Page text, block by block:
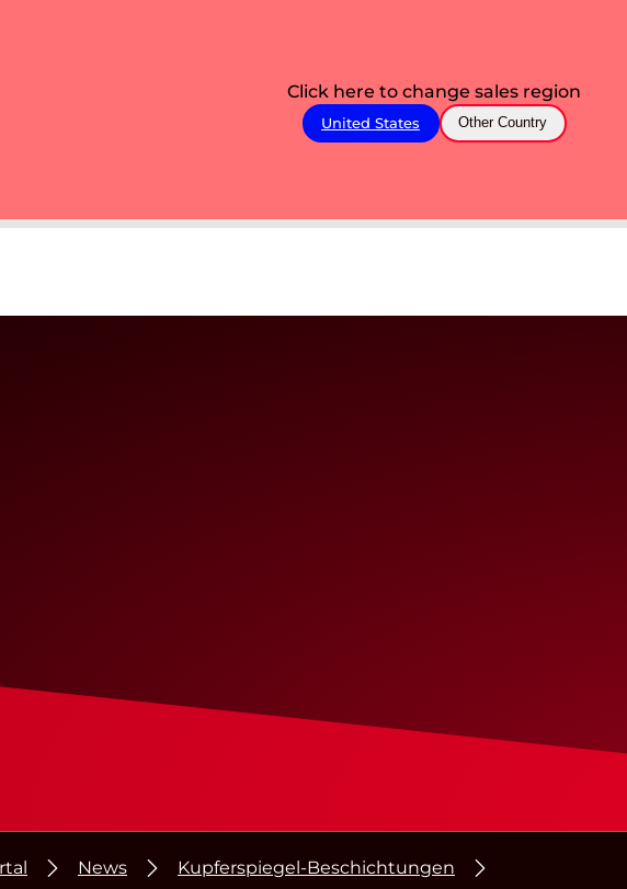
Click here to change sales region
United States Other Country
News Kupferspiegel-Beschichtungen